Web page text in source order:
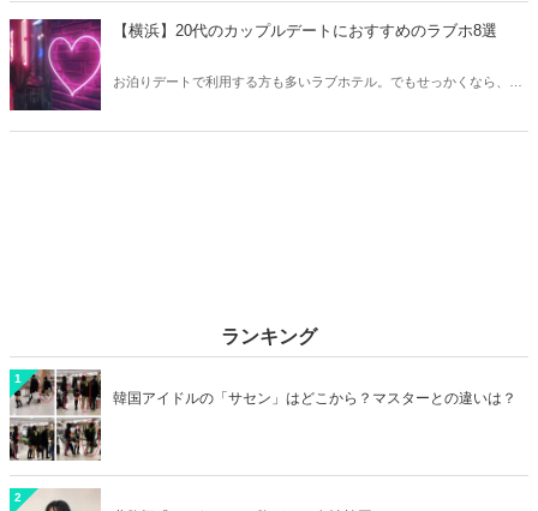
クしてみましょう。
【横浜】20代のカップルデートにおすすめのラブホ8選
お泊りデートで利用する方も多いラブホテル。でもせっかくなら、キ
ランキング
1
韓国アイドルの「サセン」はどこから？マスターとの違いは？
2